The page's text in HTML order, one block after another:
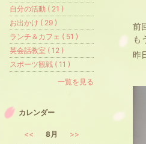
前
も
昨
自分の活動 ( 21 )
お出かけ ( 29 )
ランチ＆カフェ ( 51 )
英会話教室 ( 12 )
スポーツ観戦 ( 11 )
一覧を見る
カレンダー
<< 8月
>>